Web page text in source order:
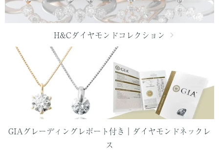
H&Cダイヤモンドコレクション
GIAグレーディングレポート付き｜ダイヤモンドネックレ
ス